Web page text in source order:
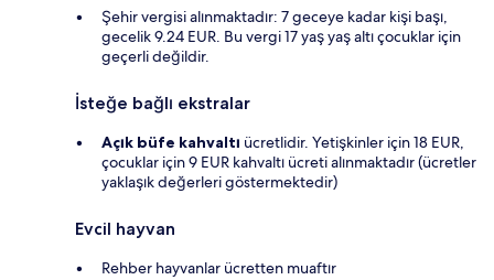
Şehir vergisi alınmaktadır: 7 geceye kadar kişi başı,
gecelik 9.24 EUR. Bu vergi 17 yaş yaş altı çocuklar için
geçerli değildir.
İsteğe bağlı ekstralar
Açık büfe kahvaltı ücretlidir. Yetişkinler için 18 EUR,
çocuklar için 9 EUR kahvaltı ücreti alınmaktadır (ücretler
yaklaşık değerleri göstermektedir)
Evcil hayvan
Rehber hayvanlar ücretten muaftır